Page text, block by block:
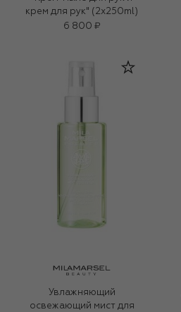
крем для рук" (2x250ml)
6 800 ₽
Увлажняющий
освежающий мист для